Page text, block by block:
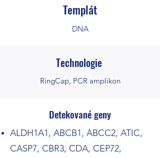
Templát
DNA
Technologie
RingCap, PCR amplikon
Detekované geny
ALDH1A1, ABCB1, ABCC2, ATIC,
CASP7, CBR3, CDA, CEP72,